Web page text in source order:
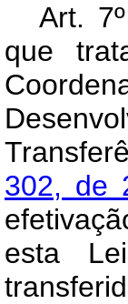
Art.
que
302, de
esta